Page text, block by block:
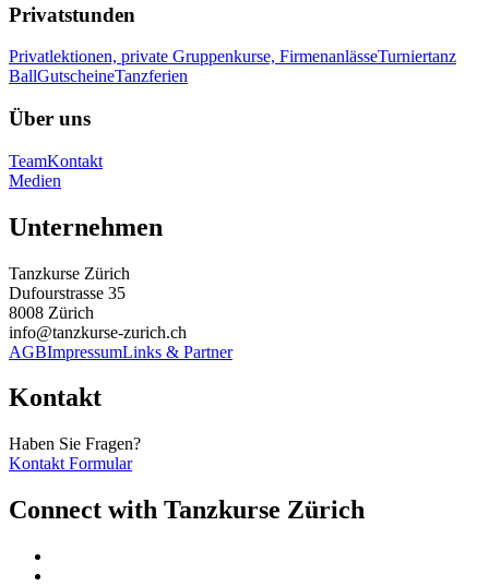
Privatstunden
Privatlektionen, private Gruppenkurse, FirmenanlässeTurniertanz
BallGutscheineTanzferien
Über uns
TeamKontakt
Medien
Unternehmen
Tanzkurse Zürich
Dufourstrasse 35
8008 Zürich
info@tanzkurse-zurich.ch
AGBImpressumLinks & Partner
Kontakt
Haben Sie Fragen?
Kontakt Formular
Connect with Tanzkurse Zürich